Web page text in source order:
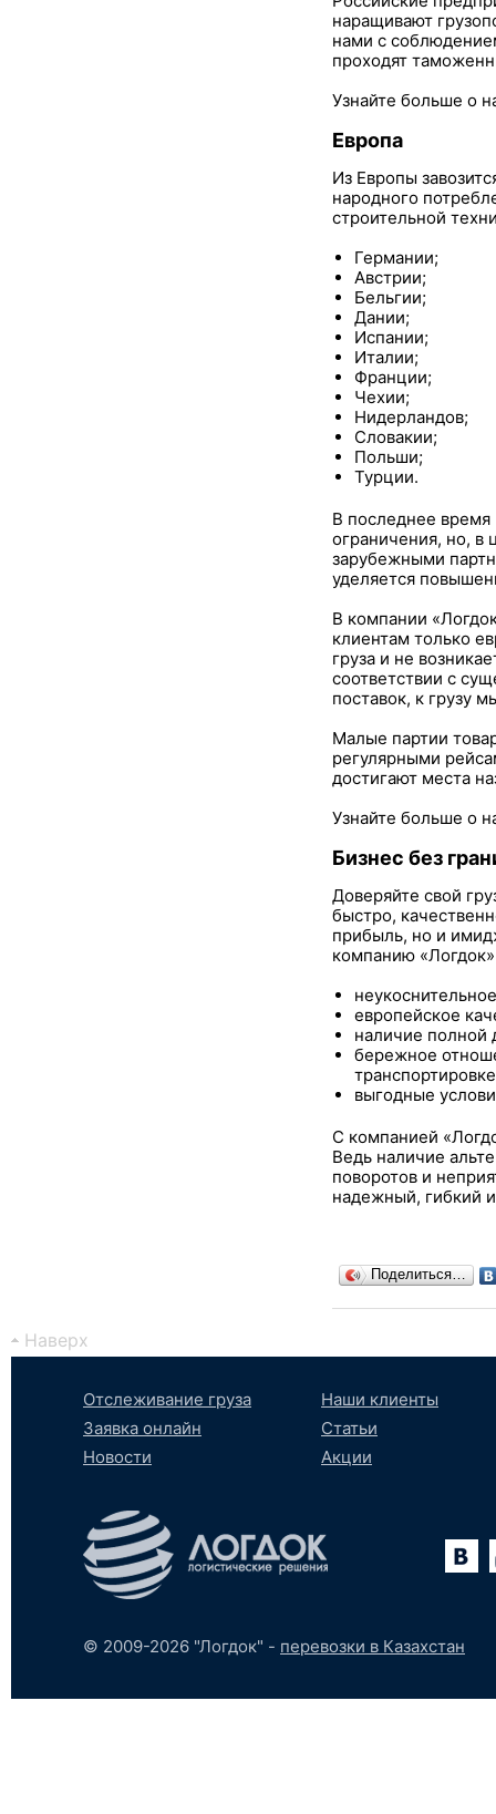
наращивают
нами с
проходят
Узнайте больше о
Европа
Из Европы
народного
строительной
Германии;
Австрии;
Бельгии;
Дании;
Испании;
Италии;
Франции;
Чехии;
Нидерландов;
Словакии;
Польши;
Турции.
В последнее время
ограничения, но, в
зарубежными
уделяется
В компании
клиентам только
груза и не
соответствии с
поставок, к грузу
Малые партии
регулярными
достигают места
Узнайте больше о
Бизнес без
Доверяйте свой
быстро,
прибыль, но и
компанию
европейское
наличие полной
бережное
выгодные
С компанией
Ведь наличие
поворотов и
надежный, гибкий
Поделиться…
Наверх
Отслеживание груза
Заявка онлайн
Новости
Наши клиенты
Статьи
Акции
ВконтактеYouTubetumblr
SoundCloud
© 2009-2026 "Логдок" - перевозки в Казахстан